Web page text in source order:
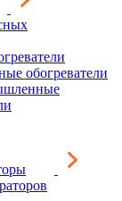
обогреватели